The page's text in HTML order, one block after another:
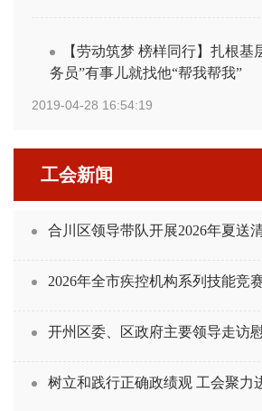
【劳动筑梦 榜样同行】扎根基
务员”有事儿就找他“帮我帮我”
2019-04-28 16:54:19
工会新闻
合川区领导带队开展2026年夏送
2026年全市疾控机构系列技能竞
开州区委、区政府主要领导走访
树立和践行正确政绩观 工会聚力